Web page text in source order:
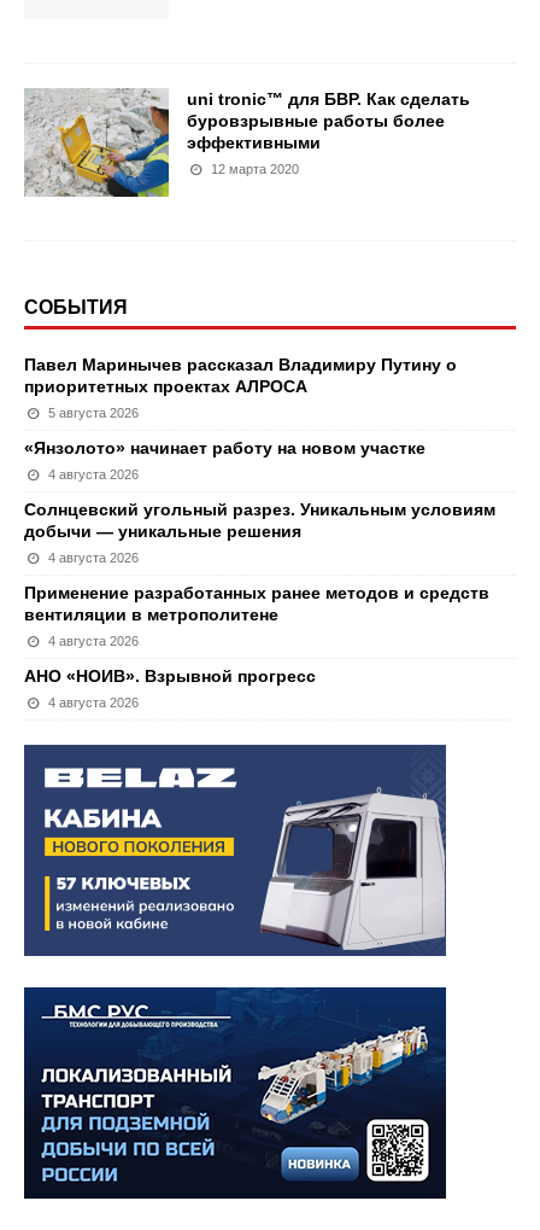
uni tronic™ для БВР. Как сделать
буровзрывные работы более
эффективными
12 марта 2020
СОБЫТИЯ
Павел Маринычев рассказал Владимиру Путину о
приоритетных проектах АЛРОСА
5 августа 2026
«Янзолото» начинает работу на новом участке
4 августа 2026
Солнцевский угольный разрез. Уникальным условиям
добычи — уникальные решения
4 августа 2026
Применение разработанных ранее методов и средств
вентиляции в метрополитене
4 августа 2026
АНО «НОИВ». Взрывной прогресс
4 августа 2026